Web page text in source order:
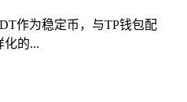
作为稳定币，与TP钱包配
化的...